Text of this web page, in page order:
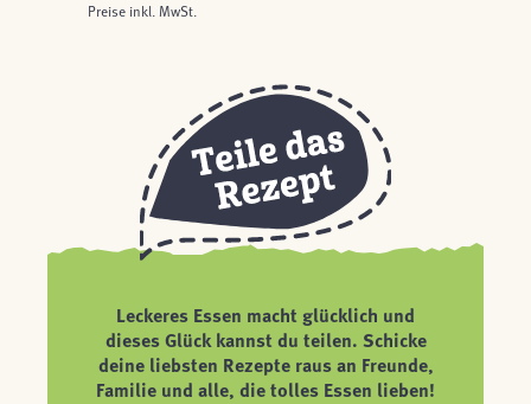
Preise inkl. MwSt.
Leckeres Essen macht glücklich und
dieses Glück kannst du teilen. Schicke
deine liebsten Rezepte raus an Freunde,
Familie und alle, die tolles Essen lieben!